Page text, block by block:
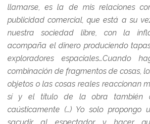
llamarse, es la de mis relaciones
publicidad comercial, que está a su
nuestra sociedad libre, con la
acompaña el dinero produciendo
exploradores espaciales…Cuando
combinación de fragmentos de cosas,
objetos o las cosas reales reaccionan
sí y el título de la obra también
caústicamente (…) Yo solo propongo